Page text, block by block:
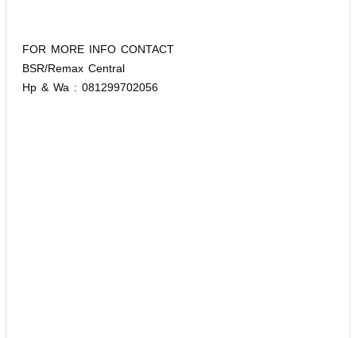
FOR MORE INFO CONTACT
BSR/Remax Central
Hp & Wa : 081299702056